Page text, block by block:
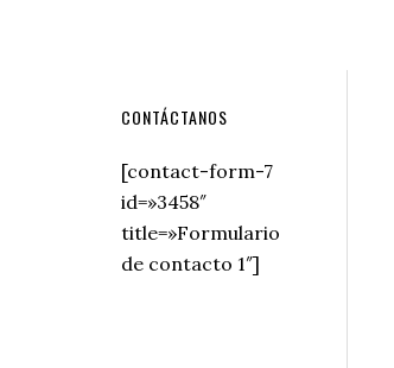
Secondary
Sidebar
CONTÁCTANOS
[contact-form-7
id=»3458″
title=»Formulario
de contacto 1″]